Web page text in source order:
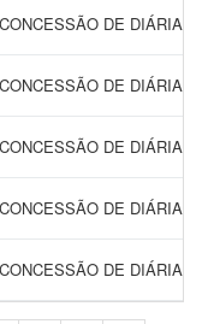
CONCESSÃO DE DIÁRIAS
CONCESSÃO DE DIÁRIAS
CONCESSÃO DE DIÁRIAS
CONCESSÃO DE
CONCESSÃO DE DIÁRIAS